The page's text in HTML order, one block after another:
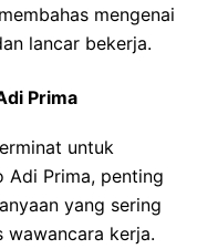
mengenai
lancar bekerja.
Prima
untuk
Adi Prima, penting
yang sering
wawancara kerja.